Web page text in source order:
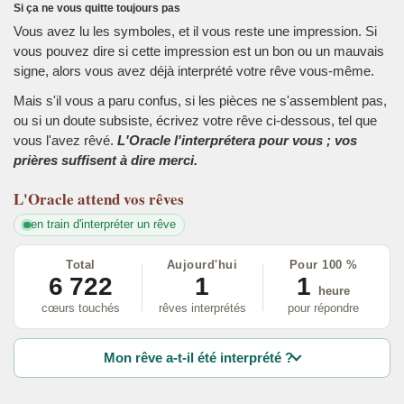
Si ça ne vous quitte toujours pas
Vous avez lu les symboles, et il vous reste une impression. Si
vous pouvez dire si cette impression est un bon ou un mauvais
signe, alors vous avez déjà interprété votre rêve vous-même.
Mais s'il vous a paru confus, si les pièces ne s'assemblent pas,
ou si un doute subsiste, écrivez votre rêve ci-dessous, tel que
vous l'avez rêvé. L'Oracle l'interprétera pour vous ; vos
prières suffisent à dire merci.
L'Oracle attend vos rêves
en train d'interpréter un rêve
Total
6 722
cœurs touchés
Aujourd'hui
1
rêves interprétés
Pour 100 %
1
heure
pour répondre
Mon rêve a-t-il été interprété ?